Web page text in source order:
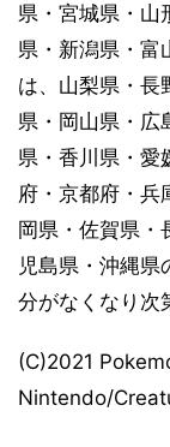
県・宮城県・山
県・新潟県・富
は、山梨県・長
県・岡山県・広
県・香川県・愛
府・京都府・兵
岡県・佐賀県・
児島県・沖縄県
分がなくなり次
(C)2021
Nintendo/